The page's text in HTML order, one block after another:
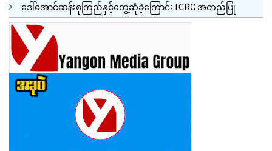
ဒေါ်အောင်ဆန်းစုကြည်နှင့်တွေ့ဆုံခဲ့ကြောင်း ICRC အတည်ပြု